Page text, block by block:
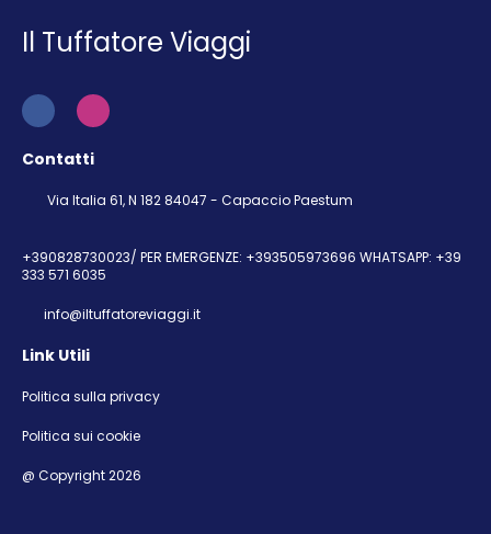
Il Tuffatore Viaggi
Contatti
Via Italia 61, N 182 84047 - Capaccio Paestum
+390828730023/ PER EMERGENZE: +393505973696 WHATSAPP: +39
333 571 6035
info@iltuffatoreviaggi.it
Link Utili
Politica sulla privacy
Politica sui cookie
@ Copyright 2026